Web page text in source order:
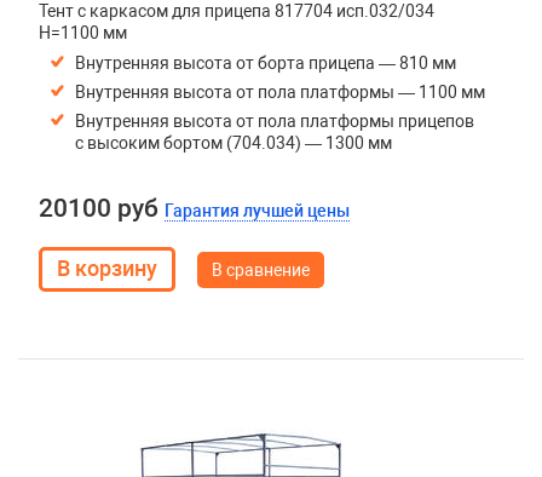
Тент с каркасом для прицепа 817704 исп.032/034
H=1100 мм
Внутренняя высота от борта прицепа — 810 мм
Внутренняя высота от пола платформы — 1100 мм
Внутренняя высота от пола платформы прицепов
с высоким бортом (704.034) — 1300 мм
20100 руб Гарантия лучшей цены
В сравнение